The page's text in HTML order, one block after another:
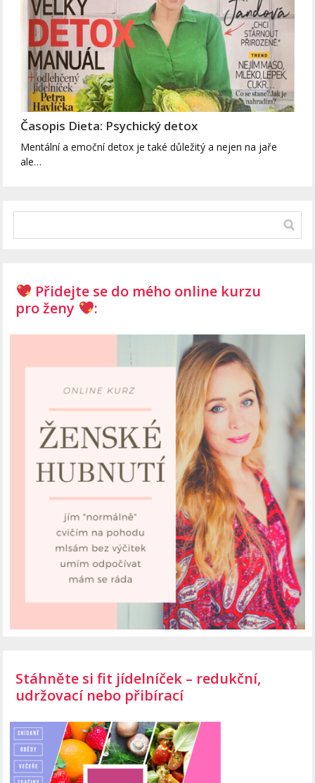
Časopis Dieta: Psychický detox
Mentální a emoční detox je také důležitý a nejen na jaře
ale…
Přidejte se do mého online kurzu
pro ženy
:
Stáhněte si fit jídelníček – redukční,
udržovací nebo přibírací